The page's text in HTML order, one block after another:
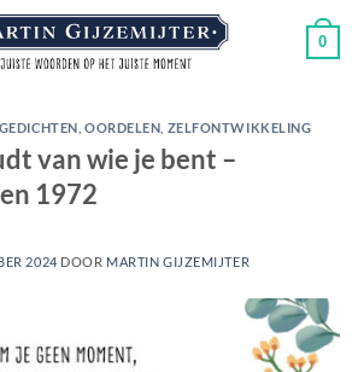
0
GEDICHTEN OORDELEN ZELFONTWIKKELING
van wie je bent –
1972
2024 DOOR MARTIN GIJZEMIJTER